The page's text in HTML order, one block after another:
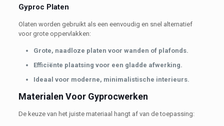
Gyproc Platen
Olaten worden gebruikt als een eenvoudig en snel alternatief
voor grote oppervlakken:
Grote, naadloze platen voor wanden of plafonds.
Efficiënte plaatsing voor een gladde afwerking.
Ideaal voor moderne, minimalistische interieurs.
Materialen Voor Gyprocwerken
De keuze van het juiste materiaal hangt af van de toepassing: